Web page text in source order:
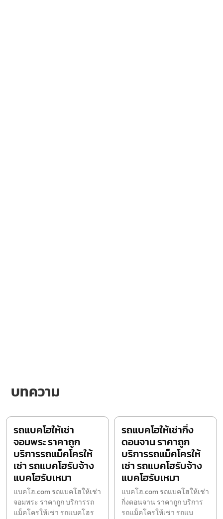
บทความ
รถแบคโฮให้เช่า
จอมพระ ราคาถูก
บริการรถแม็คโครให้
เช่า รถแบคโฮรับจ้าง
แบคโฮรับเหมา
แบคโฮ.com รถแบคโฮให้เช่า
จอมพระ ราคาถูก บริการรถ
แม็คโครให้เช่า รถแบคโฮร
รถแบคโฮให้เช่ากิ่ง
ดอนจาน ราคาถูก
บริการรถแม็คโครให้
เช่า รถแบคโฮรับจ้าง
แบคโฮรับเหมา
แบคโฮ.com รถแบคโฮให้เช่า
กิ่งดอนจาน ราคาถูก บริการ
รถแม็คโครให้เช่า รถแบ